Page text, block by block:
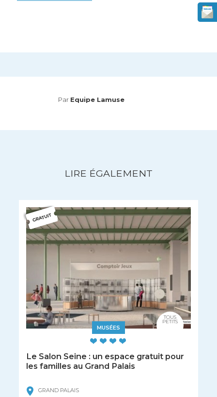
Par Equipe Lamuse
LIRE ÉGALEMENT
MUSÉES
Le Salon Seine : un espace gratuit pour
les familles au Grand Palais
GRAND PALAIS
TOUS
PETITS